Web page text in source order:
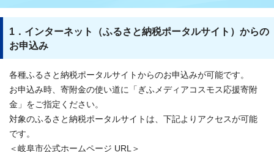
1．インターネット（ふるさと納税ポータルサイト）からの
お申込み
各種ふるさと納税ポータルサイトからのお申込みが可能です。
お申込み時、寄附金の使い道に「ぎふメディアコスモス応援寄附
金」をご指定ください。
対象のふるさと納税ポータルサイトは、下記よりアクセスが可能
です。
＜岐阜市公式ホームページ URL＞